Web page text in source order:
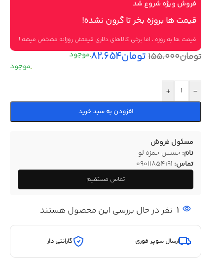
فروش ویژه شروع شد
قیمت ها بروزه بخر تا گرون نشده!
قیمت ها به روزه ، اما برخی کالاهای دلاری قیمتش روزانه مشخص میشه !
تومان۱۵۵.۰۰۰تومان۸۲.۶۵۴
-
+
افزودن به سبد خرید
مسئول فروش
نام: حسین حمزه لو
تماس: 09011854191
تماس مستقیم
1 نفر در حال بررسی این محصول هستند
ارسال سوپر فوری گارانتی دار